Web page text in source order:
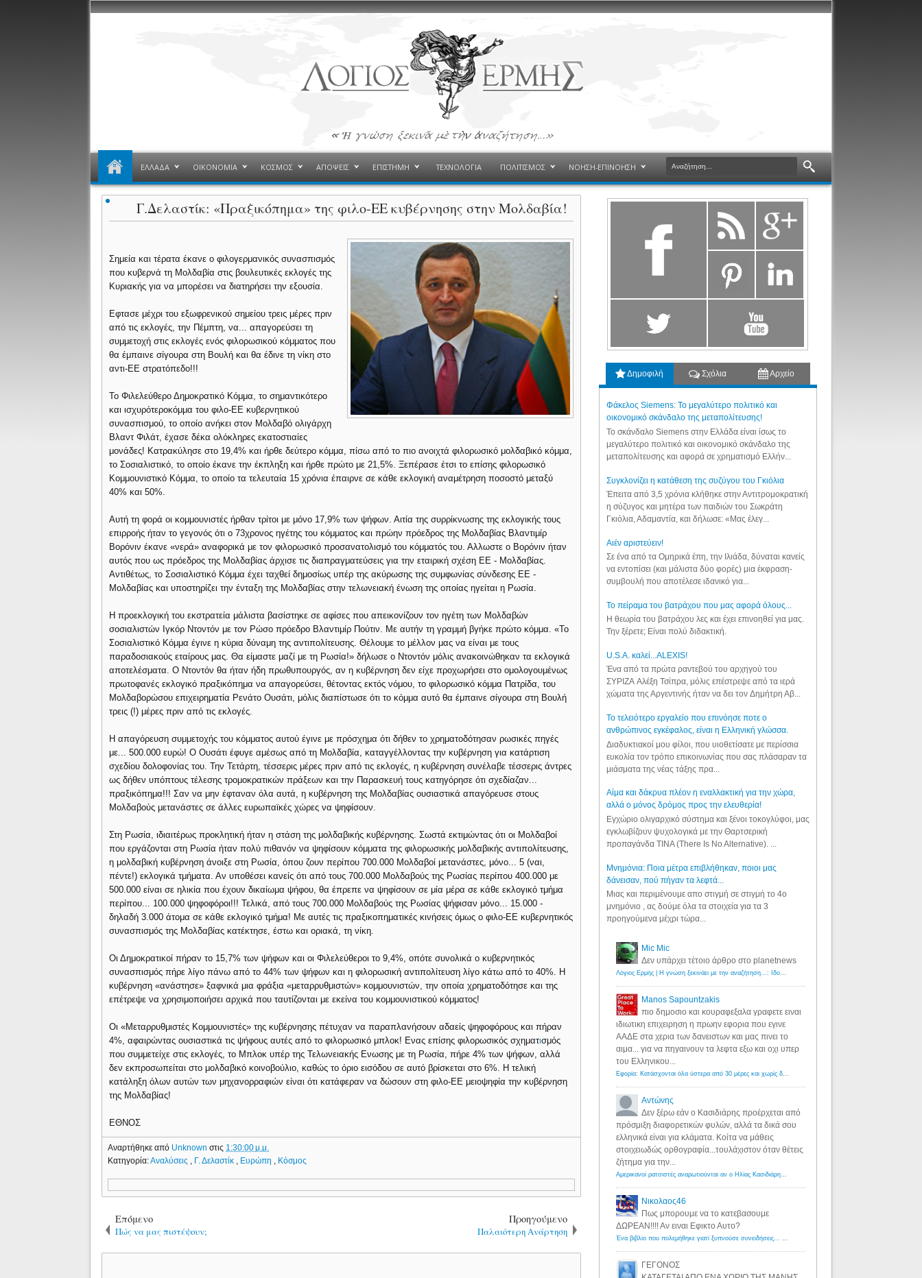
ΕΛΛΑΔΑ ΟΙΚΟΝΟΜΙΑ ΚΟΣΜΟΣ ΑΠΟΨΕΙΣ ΕΠΙΣΤΗΜΗ ΤΕΧΝΟΛΟΓΙΑ ΠΟΛΙΤΙΣΜΟΣ ΝΟΗΣΗ-ΕΠΙΝΟΗΣΗ
Γ.Δελαστίκ: «Πραξικόπημα» της φιλο-ΕΕ κυβέρνησης στην Μολδαβία!
Σημεία και τέρατα έκανε ο φιλογερμανικός συνασπισμός
που κυβερνά τη Μολδαβία στις βουλευτικές εκλογές της
Κυριακής για να μπορέσει να διατηρήσει την εξουσία.
Εφτασε μέχρι του εξωφρενικού σημείου τρεις μέρες πριν
από τις εκλογές, την Πέμπτη, να... απαγορεύσει τη
συμμετοχή στις εκλογές ενός φιλορωσικού κόμματος που
θα έμπαινε σίγουρα στη Βουλή και θα έδινε τη νίκη στο
αντι-ΕΕ στρατόπεδο!!!
Το Φιλελεύθερο Δημοκρατικό Κόμμα, το σημαντικότερο
και ισχυρότεροκόμμα του φιλο-ΕΕ κυβερνητικού
συνασπισμού, το οποίο ανήκει στον Μολδαβό ολιγάρχη
Βλαντ Φιλάτ, έχασε δέκα ολόκληρες εκατοστιαίες
μονάδες! Κατρακύλησε στο 19,4% και ήρθε δεύτερο κόμμα, πίσω από το πιο ανοιχτά φιλορωσικό μολδαβικό κόμμα,
το Σοσιαλιστικό, το οποίο έκανε την έκπληξη και ήρθε πρώτο με 21,5%. Ξεπέρασε έτσι το επίσης φιλορωσικό
Κομμουνιστικό Κόμμα, το οποίο τα τελευταία 15 χρόνια έπαιρνε σε κάθε εκλογική αναμέτρηση ποσοστό μεταξύ
40% και 50%.
Αυτή τη φορά οι κομμουνιστές ήρθαν τρίτοι με μόνο 17,9% των ψήφων. Αιτία της συρρίκνωσης της εκλογικής τους
επιρροής ήταν το γεγονός ότι ο 73χρονος ηγέτης του κόμματος και πρώην πρόεδρος της Μολδαβίας Βλαντιμίρ
Βορόνιν έκανε «νερά» αναφορικά με τον φιλορωσικό προσανατολισμό του κόμματός του. Αλλωστε ο Βορόνιν ήταν
αυτός που ως πρόεδρος της Μολδαβίας άρχισε τις διαπραγματεύσεις για την εταιρική σχέση ΕΕ - Μολδαβίας.
Αντιθέτως, το Σοσιαλιστικό Κόμμα έχει ταχθεί δημοσίως υπέρ της ακύρωσης της συμφωνίας σύνδεσης ΕΕ -
Μολδαβίας και υποστηρίζει την ένταξη της Μολδαβίας στην τελωνειακή ένωση της οποίας ηγείται η Ρωσία.
Η προεκλογική του εκστρατεία μάλιστα βασίστηκε σε αφίσες που απεικονίζουν τον ηγέτη των Μολδαβών
σοσιαλιστών Ιγκόρ Ντοντόν με τον Ρώσο πρόεδρο Βλαντιμίρ Πούτιν. Με αυτήν τη γραμμή βγήκε πρώτο κόμμα. «Το
Σοσιαλιστικό Κόμμα έγινε η κύρια δύναμη της αντιπολίτευσης. Θέλουμε το μέλλον μας να είναι με τους
παραδοσιακούς εταίρους μας. Θα είμαστε μαζί με τη Ρωσία!» δήλωσε ο Ντοντόν μόλις ανακοινώθηκαν τα εκλογικά
αποτελέσματα. Ο Ντοντόν θα ήταν ήδη πρωθυπουργός, αν η κυβέρνηση δεν είχε προχωρήσει στο ομολογουμένως
πρωτοφανές εκλογικό πραξικόπημα να απαγορεύσει, θέτοντας εκτός νόμου, το φιλορωσικό κόμμα Πατρίδα, του
Μολδαβορώσου επιχειρηματία Ρενάτο Ουσάτι, μόλις διαπίστωσε ότι το κόμμα αυτό θα έμπαινε σίγουρα στη Βουλή
τρεις (!) μέρες πριν από τις εκλογές.
Η απαγόρευση συμμετοχής του κόμματος αυτού έγινε με πρόσχημα ότι δήθεν το χρηματοδότησαν ρωσικές πηγές
με... 500.000 ευρώ! Ο Ουσάτι έφυγε αμέσως από τη Μολδαβία, καταγγέλλοντας την κυβέρνηση για κατάρτιση
σχεδίου δολοφονίας του. Την Τετάρτη, τέσσερις μέρες πριν από τις εκλογές, η κυβέρνηση συνέλαβε τέσσερις άντρες
ως δήθεν υπόπτους τέλεσης τρομοκρατικών πράξεων και την Παρασκευή τους κατηγόρησε ότι σχεδίαζαν...
πραξικόπημα!!! Σαν να μην έφταναν όλα αυτά, η κυβέρνηση της Μολδαβίας ουσιαστικά απαγόρευσε στους
Μολδαβούς μετανάστες σε άλλες ευρωπαϊκές χώρες να ψηφίσουν.
Στη Ρωσία, ιδιαιτέρως προκλητική ήταν η στάση της μολδαβικής κυβέρνησης. Σωστά εκτιμώντας ότι οι Μολδαβοί
που εργάζονται στη Ρωσία ήταν πολύ πιθανόν να ψηφίσουν κόμματα της φιλορωσικής μολδαβικής αντιπολίτευσης,
η μολδαβική κυβέρνηση άνοιξε στη Ρωσία, όπου ζουν περίπου 700.000 Μολδαβοί μετανάστες, μόνο... 5 (ναι,
πέντε!) εκλογικά τμήματα. Αν υποθέσει κανείς ότι από τους 700.000 Μολδαβούς της Ρωσίας περίπου 400.000 με
500.000 είναι σε ηλικία που έχουν δικαίωμα ψήφου, θα έπρεπε να ψηφίσουν σε μία μέρα σε κάθε εκλογικό τμήμα
περίπου... 100.000 ψηφοφόροι!!! Τελικά, από τους 700.000 Μολδαβούς της Ρωσίας ψήφισαν μόνο... 15.000 -
δηλαδή 3.000 άτομα σε κάθε εκλογικό τμήμα! Με αυτές τις πραξικοπηματικές κινήσεις όμως ο φιλο-ΕΕ κυβερνητικός
συνασπισμός της Μολδαβίας κατέκτησε, έστω και οριακά, τη νίκη.
Οι Δημοκρατικοί πήραν το 15,7% των ψήφων και οι Φιλελεύθεροι το 9,4%, οπότε συνολικά ο κυβερνητικός
συνασπισμός πήρε λίγο πάνω από το 44% των ψήφων και η φιλορωσική αντιπολίτευση λίγο κάτω από το 40%. Η
κυβέρνηση «ανάστησε» ξαφνικά μια φράξια «μεταρρυθμιστών» κομμουνιστών, την οποία χρηματοδότησε και της
επέτρεψε να χρησιμοποιήσει αρχικά που ταυτίζονται με εκείνα του κομμουνιστικού κόμματος!
Οι «Μεταρρυθμιστές Κομμουνιστές» της κυβέρνησης πέτυχαν να παραπλανήσουν αδαείς ψηφοφόρους και πήραν
4%, αφαιρώντας ουσιαστικά τις ψήφους αυτές από το φιλορωσικό μπλοκ! Ενας επίσης φιλορωσικός σχηματισμός
που συμμετείχε στις εκλογές, το Μπλοκ υπέρ της Τελωνειακής Ενωσης με τη Ρωσία, πήρε 4% των ψήφων, αλλά
δεν εκπροσωπείται στο μολδαβικό κοινοβούλιο, καθώς το όριο εισόδου σε αυτό βρίσκεται στο 6%. Η τελική
κατάληξη όλων αυτών των μηχανορραφιών είναι ότι κατάφεραν να δώσουν στη φιλο-ΕΕ μειοψηφία την κυβέρνηση
της Μολδαβίας!
ΕΘΝΟΣ
Αναρτήθηκε από Unknownστις 1:30:00 μ.μ.
Κατηγορία:Αναλύσεις Γ. Δελαστίκ Ευρώπη Κόσμος
Επόμενο
Πώς να μας πιστέψουν;
Προηγούμενο
Παλαιότερη Ανάρτηση
Δημοφιλή Σχόλια Αρχείο
Φάκελος Siemens: Το μεγαλύτερο πολιτικό και
οικονομικό σκάνδαλο της μεταπολίτευσης!
Το σκάνδαλο Siemens στην Ελλάδα είναι ίσως το
μεγαλύτερο πολιτικό και οικονομικό σκάνδαλο της
μεταπολίτευσης και αφορά σε χρηματισμό Ελλήν...
Συγκλονίζει η κατάθεση της συζύγου του Γκιόλια
Έπειτα από 3,5 χρόνια κλήθηκε στην Αντιτρομοκρατική
η σύζυγος και μητέρα των παιδιών του Σωκράτη
Γκιόλια, Αδαμαντία, και δήλωσε: «Μας έλεγ...
Aιέν αριστεύειν!
Σε ένα από τα Ομηρικά έπη, την Ιλιάδα, δύναται κανείς
να εντοπίσει (και μάλιστα δύο φορές) μια έκφραση-
συμβουλή που αποτέλεσε ιδανικό για...
Το πείραμα του βατράχου που μας αφορά όλους...
Η θεωρία του βατράχου λες και έχει επινοηθεί για μας.
Την ξέρετε; Είναι πολύ διδακτική.
U.S.A. καλεί...ALEXIS!
Ένα από τα πρώτα ραντεβού του αρχηγού του
ΣΥΡΙΖΑ Αλέξη Τσίπρα, μόλις επέστρεψε από τα ιερά
χώματα της Αργεντινής ήταν να δει τον Δημήτρη Αβ...
Το τελειότερο εργαλείο που επινόησε ποτε ο
ανθρώπινος εγκέφαλος, είναι η Ελληνική γλώσσα.
Διαδυκτιακοί μου φίλοι, που υιοθετίσατε με περίσσια
ευκολία τον τρόπο επικοινωνίας που σας πλάσαραν τα
μιάσματα της νέας τάξης πρα...
Αίμα και δάκρυα πλέον η εναλλακτική για την χώρα,
αλλά ο μόνος δρόμος προς την ελευθερία!
Εγχώριο ολιγαρχικό σύστημα και ξένοι τοκογλύφοι, μας
εγκλωβίζουν ψυχολογικά με την Θαρτσερική
προπαγάνδα TINA (There Is No Alternative). ...
Μνημόνια: Ποια μέτρα επιβλήθηκαν, ποιοι μας
δάνεισαν, πού πήγαν τα λεφτά...
Μιας και περιμένουμε απο στιγμή σε στιγμή το 4ο
μνημόνιο , ας δούμε όλα τα στοιχεία για τα 3
προηγούμενα μέχρι τώρα...
Mic Mic
Δεν υπάρχει τέτοιο άρθρο στο planetnews
Λόγιος Ερμής | Η γνώση ξεκινάει με την αναζήτηση...: Ιδού οι 18 που χρωστούν 11 δις ευρώ!
Manos Sapountzakis
πιο δημοσιο και κουραφεξαλα γραφετε ειναι
ιδιωτικη επιχειρηση η πρωην εφορια που εγινε
ΑΑΔΕ στα χερια των δανειστων και μας πινει το
αιμα... για να πηγαινουν τα λεφτα εξω και οχι υπερ
του Ελληνικου...
Εφορία: Κατάσχονται όλα ύστερα από 30 μέρες και χωρίς δικαστικές αποφάσεις - Λόγιος Ερμής
Αντώνης
Δεν ξέρω εάν ο Κασιδιάρης προέρχεται από
πρόσμιξη διαφορετικών φυλών, αλλά τα δικά σου
ελληνικά είναι για κλάματα. Κοίτα να μάθεις
στοιχειωδώς ορθογραφία...τουλάχιστον όταν θέτεις
ζήτημα για την...
Αμερικανοί ρατσιστές αναρωτιούνται αν ο Ηλίας Κασιδιάρης ανήκει στη λευκή φυλή... - Λόγιος Ερμής
Νικολαος46
Πως μπορουμε να το κατεβασουμε
ΔΩΡΕΑΝ!!!! Αν ειναι Εφικτο Αυτο?
Ένα βιβλίο που πολεμήθηκε γιατί ξυπνούσε συνειδήσεις... - Λόγιος Ερμής | Η γνώση ξεκινάει με την αναζήτηση...
ΓΕΓΟΝΟΣ